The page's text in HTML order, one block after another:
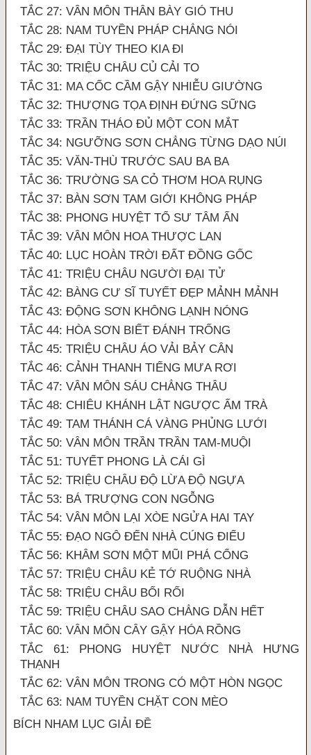
TẮC 27: VÂN MÔN THÂN BÀY GIÓ THU
TẮC 28: NAM TUYỀN PHÁP CHẲNG NÓI
TẮC 29: ĐẠI TÙY THEO KIA ĐI
TẮC 30: TRIỆU CHÂU CỦ CẢI TO
TẮC 31: MA CỐC CẦM GẬY NHIỄU GIƯỜNG
TẮC 32: THƯỢNG TỌA ĐỊNH ĐỨNG SỮNG
TẮC 33: TRẦN THÁO ĐỦ MỘT CON MẮT
TẮC 34: NGƯỠNG SƠN CHẲNG TỪNG DẠO NÚI
TẮC 35: VĂN-THÙ TRƯỚC SAU BA BA
TẮC 36: TRƯỜNG SA CỎ THƠM HOA RỤNG
TẮC 37: BÀN SƠN TAM GIỚI KHÔNG PHÁP
TẮC 38: PHONG HUYỆT TỔ SƯ TÂM ẤN
TẮC 39: VÂN MÔN HOA THƯỢC LAN
TẮC 40: LỤC HOÀN TRỜI ĐẤT ĐỒNG GỐC
TẮC 41: TRIỆU CHÂU NGƯỜI ĐẠI TỬ
TẮC 42: BÀNG CƯ SĨ TUYẾT ĐẸP MẢNH MẢNH
TẮC 43: ĐỘNG SƠN KHÔNG LẠNH NÓNG
TẮC 44: HÒA SƠN BIẾT ĐÁNH TRỐNG
TẮC 45: TRIỆU CHÂU ÁO VẢI BẢY CÂN
TẮC 46: CẢNH THANH TIẾNG MƯA RƠI
TẮC 47: VÂN MÔN SÁU CHẲNG THÂU
TẮC 48: CHIÊU KHÁNH LẬT NGƯỢC ẤM TRÀ
TẮC 49: TAM THÁNH CÁ VÀNG PHỦNG LƯỚI
TẮC 50: VÂN MÔN TRẦN TRẦN TAM-MUỘI
TẮC 51: TUYẾT PHONG LÀ CÁI GÌ
TẮC 52: TRIỆU CHÂU ĐỘ LỪA ĐỘ NGỰA
TẮC 53: BÁ TRƯỢNG CON NGỖNG
TẮC 54: VÂN MÔN LẠI XÒE NGỬA HAI TAY
TẮC 55: ĐẠO NGÔ ĐẾN NHÀ CÚNG ĐIẾU
TẮC 56: KHÂM SƠN MỘT MŨI PHÁ CỔNG
TẮC 57: TRIỆU CHÂU KẺ TỚ RUỘNG NHÀ
TẮC 58: TRIỆU CHÂU BỐI RỐI
TẮC 59: TRIỆU CHÂU SAO CHẲNG DẪN HẾT
TẮC 60: VÂN MÔN CÂY GẬY HÓA RỒNG
TẮC 61: PHONG HUYỆT NƯỚC NHÀ HƯNG
THẠNH
TẮC 62: VÂN MÔN TRONG CÓ MỘT HÒN NGỌC
TẮC 63: NAM TUYỀN CHẶT CON MÈO
BÍCH NHAM LỤC GIẢI ĐỀ